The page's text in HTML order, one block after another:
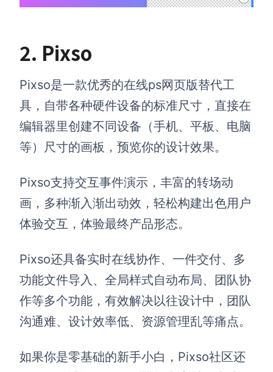
2. Pixso
Pixso是一款优秀的在线ps网页版替代工
具，自带各种硬件设备的标准尺寸，直接在
编辑器里创建不同设备（手机、平板、电脑
等）尺寸的画板，预览你的设计效果。
Pixso支持交互事件演示，丰富的转场动
画，多种渐入渐出动效，轻松构建出色用户
体验交互，体验最终产品形态。
Pixso还具备实时在线协作、一件交付、多
功能文件导入、全局样式自动布局、团队协
作等多个功能，有效解决以往设计中，团队
沟通难、设计效率低、资源管理乱等痛点。
如果你是零基础的新手小白，Pixso社区还